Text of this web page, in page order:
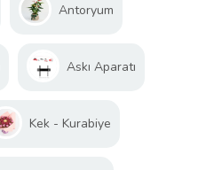
Antoryum
Askı Aparatı
Kek - Kurabiye